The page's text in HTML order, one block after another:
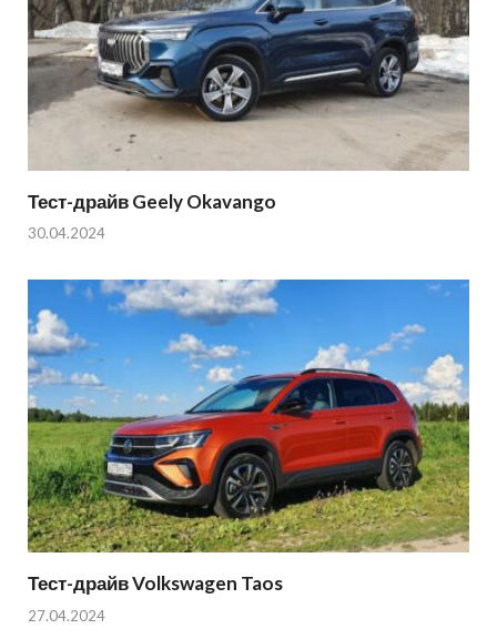
Тест-драйв Geely Okavango
30.04.2024
Тест-драйв Volkswagen Taos
27.04.2024